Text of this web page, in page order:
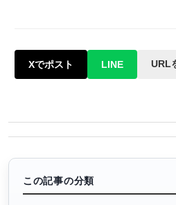
Xでポスト LINE URL
この記事の分類